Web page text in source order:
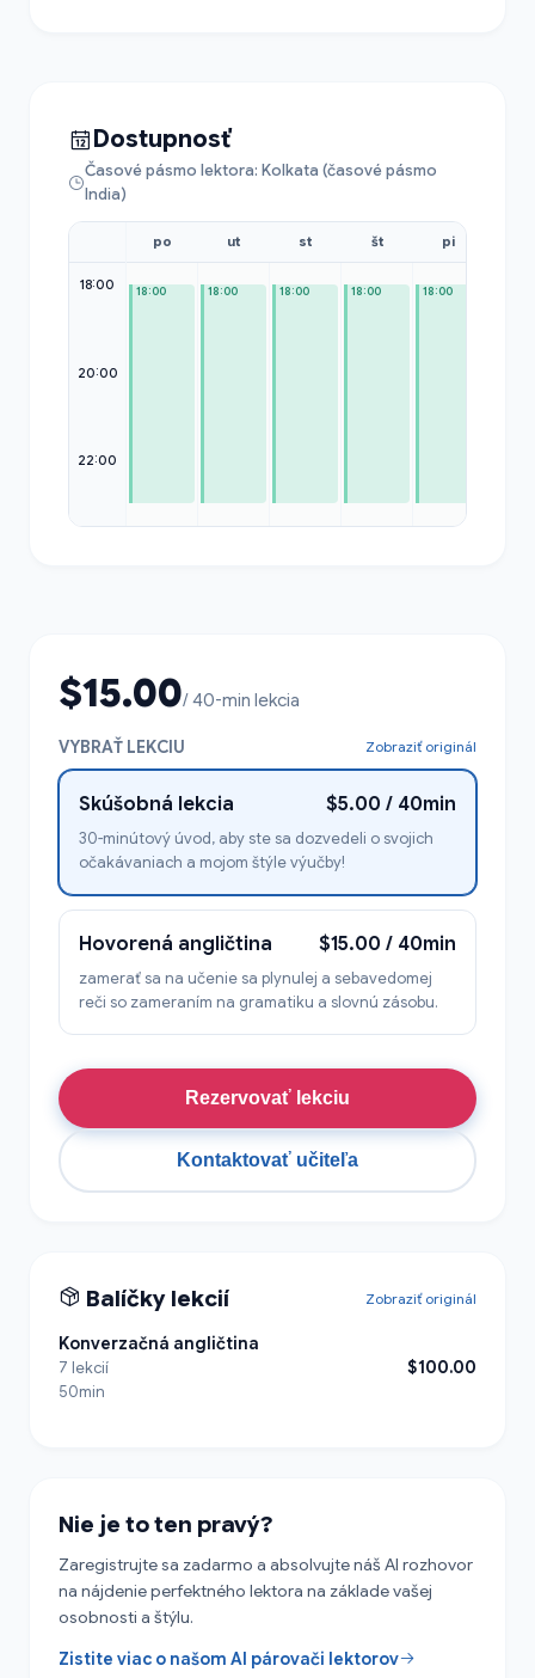
Dostupnosť
Časové pásmo lektora: Kolkata (časové pásmo
India)
18:00
20:00
22:00
po
18:00
ut
18:00
st
18:00
št
18:00
pi
18:00
$15.00/ 40-min lekcia
VYBRAŤ LEKCIU Zobraziť originál
Skúšobná lekcia $5.00 / 40min
30-minútový úvod, aby ste sa dozvedeli o svojich
očakávaniach a mojom štýle výučby!
Hovorená angličtina $15.00 / 40min
zamerať sa na učenie sa plynulej a sebavedomej
reči so zameraním na gramatiku a slovnú zásobu.
Rezervovať lekciu
Kontaktovať učiteľa
Balíčky lekcií Zobraziť originál
Konverzačná angličtina
7 lekcií
50min
$100.00
Nie je to ten pravý?
Zaregistrujte sa zadarmo a absolvujte náš AI rozhovor
na nájdenie perfektného lektora na základe vašej
osobnosti a štýlu.
Zistite viac o našom AI párovači lektorov